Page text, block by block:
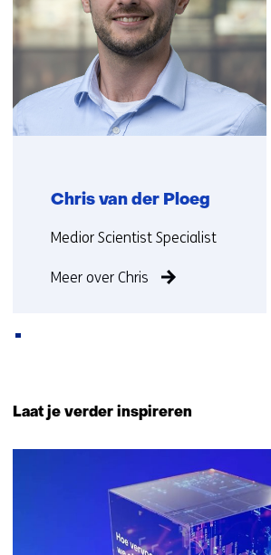
op)
Chris van der Ploeg
Functie:
Medior Scientist Specialist
Meer over Chris
(Neem
contact
met
ons
op)
Laat je verder inspireren
resultaten,
getoond
1
t/m